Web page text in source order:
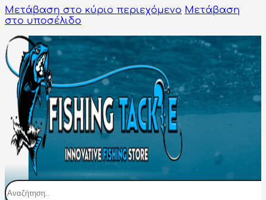
Μετάβαση στο κύριο περιεχόμενο Μετάβαση
στο υποσέλιδο
Αναζήτηση